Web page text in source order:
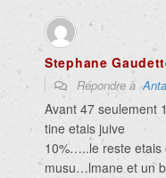
Stephane
Répondre à
Avant 47 seulement
tine etais juive
10%…..le reste etais
musu…lmane et un